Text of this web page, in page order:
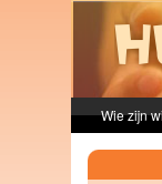
Wie zijn